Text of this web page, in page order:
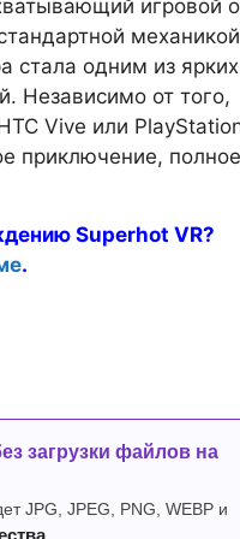
игровой
механикой
одним из ярких
Независимо от того,
Vive или
приключение, полное
Superhot VR?
.
загрузки файлов на
JPG, JPEG, PNG, WEBP и